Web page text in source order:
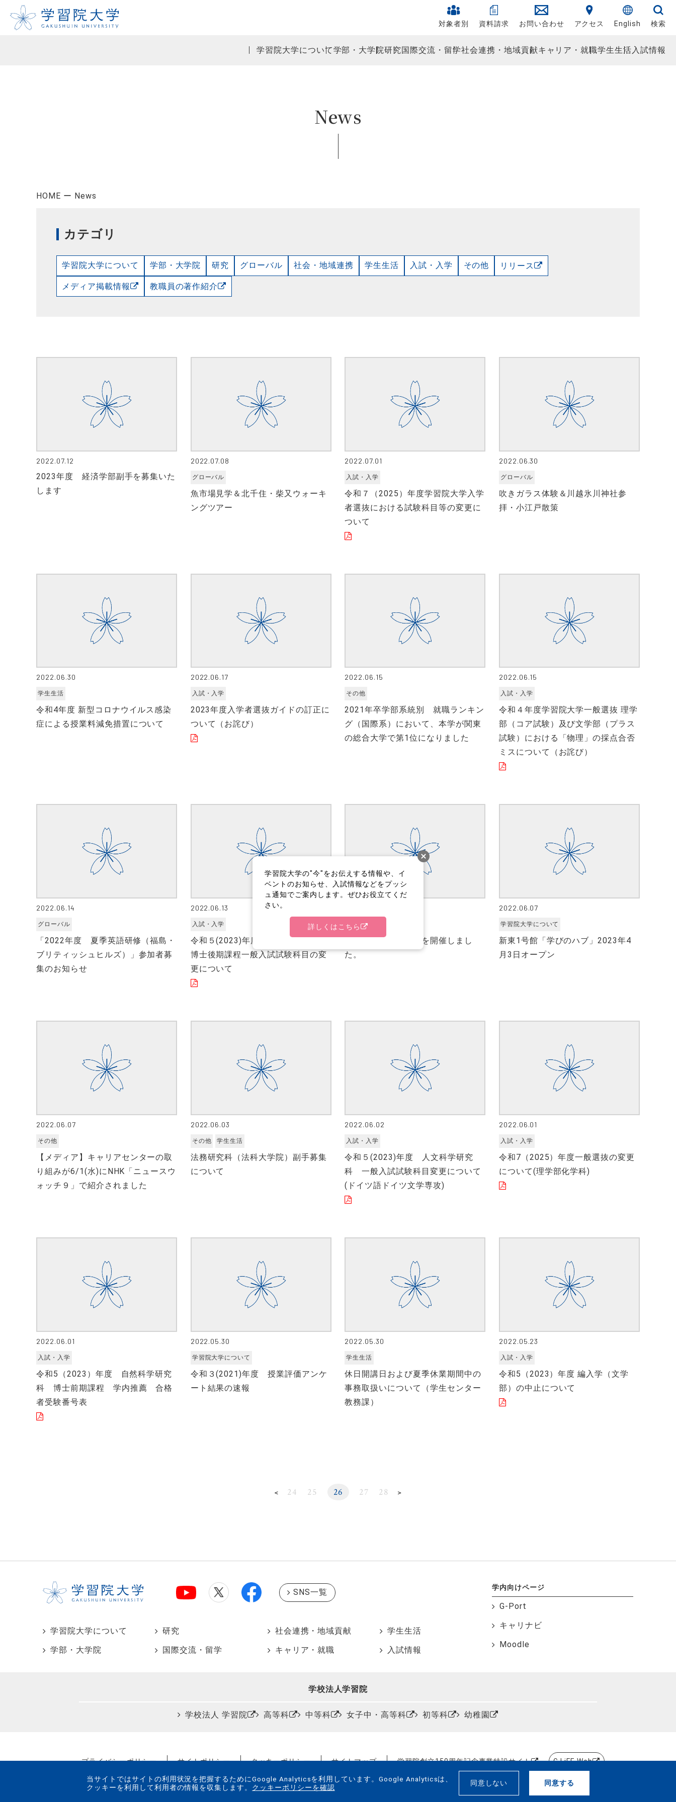
対象者別 資料請求 お問い合わせ アクセス English 検索
学習院大学について学部・大学院研究国際交流・留学社会連携・地域貢献キャリア・就職学生生活入試情報
News
HOME News
カテゴリ
学習院大学について 学部・大学院 研究 グローバル 社会・地域連携 学生生活 入試・入学 その他 リリース
メディア掲載情報 教職員の著作紹介
2022.07.12
2023年度 経済学部副手を募集いた
します
2022.07.08
グローバル
魚市場見学＆北千住・柴又ウォーキ
ングツアー
2022.07.01
入試・入学
令和７（2025）年度学習院大学入学
者選抜における試験科目等の変更に
ついて
2022.06.30
グローバル
吹きガラス体験＆川越氷川神社参
拝・小江戸散策
2022.06.30
学生生活
令和4年度 新型コロナウイルス感染
症による授業料減免措置について
2022.06.17
入試・入学
2023年度入学者選抜ガイドの訂正に
ついて（お詫び）
2022.06.15
その他
2021年卒学部系統別 就職ランキン
グ（国際系）において、本学が関東
の総合大学で第1位になりました
2022.06.15
入試・入学
令和４年度学習院大学一般選抜 理学
部（コア試験）及び文学部（プラス
試験）における「物理」の採点合否
ミスについて（お詫び）
2022.06.14
グローバル
「2022年度 夏季英語研修（福島・
ブリティッシュヒルズ）」参加者募
集のお知らせ
2022.06.13
入試・入学
令和５(2023)年度 政治学研究科
博士後期課程一般入試試験科目の変
更について
社会・地域連携
「馬とふれあう会」を開催しまし
た。
2022.06.07
学習院大学について
新東1号館「学びのハブ」2023年4
月3日オープン
2022.06.07
その他
【メディア】キャリアセンターの取
り組みが6/1(水)にNHK「ニュースウ
ォッチ９」で紹介されました
2022.06.03
その他 学生生活
法務研究科（法科大学院）副手募集
について
2022.06.02
入試・入学
令和５(2023)年度 人文科学研究
科 一般入試試験科目変更について
(ドイツ語ドイツ文学専攻)
2022.06.01
入試・入学
令和7（2025）年度一般選抜の変更
について(理学部化学科)
2022.06.01
入試・入学
令和5（2023）年度 自然科学研究
科 博士前期課程 学内推薦 合格
者受験番号表
2022.05.30
学習院大学について
令和３(2021)年度 授業評価アンケ
ート結果の速報
2022.05.30
学生生活
休日開講日および夏季休業期間中の
事務取扱いについて（学生センター
教務課）
2022.05.23
入試・入学
令和5（2023）年度 編入学（文学
部）の中止について
＜ 24 25 26 27 28 ＞
当サイトではサイトの利用状況を把握するためにGoogle Analyticsを利用しています。Google Analyticsは、
クッキーを利用して利用者の情報を収集します。 クッキーポリシーを確認
同意しない 同意する
SNS一覧
学習院大学について 研究 社会連携・地域貢献
学生生活
学部・大学院
国際交流・留学 キャリア・就職 入試情報
学内向けページ
G-Port
キャリナビ
Moodle
学校法人学習院
学校法人 学習院 高等科 中等科 女子中・高等科 初等科 幼稚園
プライバシーポリシー サイトポリシー クッキーポリシー サイトマップ 学習院創立150周年記念事業特設サイト G.LiFE Web
学習院大学の"今"をお伝えする情報や、イ
ベントのお知らせ、入試情報などをプッシ
ュ通知でご案内します。ぜひお役立てくだ
さい。
詳しくはこちら